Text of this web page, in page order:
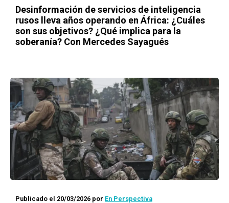
Desinformación de servicios de inteligencia
rusos lleva años operando en África: ¿Cuáles
son sus objetivos? ¿Qué implica para la
soberanía? Con Mercedes Sayagués
Publicado el 20/03/2026 por En Perspectiva